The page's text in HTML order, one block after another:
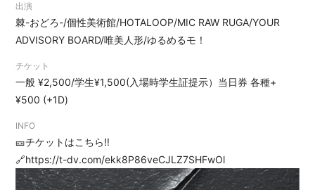
ログイン
出演
棘-おどろ-/個性美術館/HOTALOOP/MIC RAW RUGA/YOUR
ADVISORY BOARD/唯美人形/ゆるめるモ！
チケット
一般 ¥2,500/学生¥1,500(入場時学生証提示）当日券 各種+
¥500 (+1D)
INFO
🎫チケットはこちら‼︎
🔗https://t-dv.com/ekk8P86veCJLZ7SHFwOl